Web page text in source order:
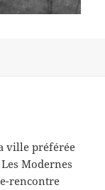
ville préférée
Modernes
rencontre